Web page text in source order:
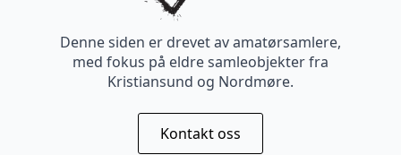
Denne siden er drevet av amatørsamlere,
med fokus på eldre samleobjekter fra
Kristiansund og Nordmøre.
Kontakt oss